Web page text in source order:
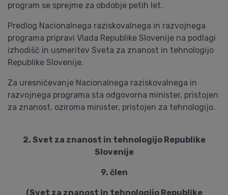
program se sprejme za obdobje petih let.
Predlog Nacionalnega raziskovalnega in razvojnega
programa pripravi Vlada Republike Slovenije na podlagi
izhodišč in usmeritev Sveta za znanost in tehnologijo
Republike Slovenije.
Za uresničevanje Nacionalnega raziskovalnega in
razvojnega programa sta odgovorna minister, pristojen
za znanost, oziroma minister, pristojen za tehnologijo.
2. Svet za znanost in tehnologijo Republike
Slovenije
9. člen
(Svet za znanost in tehnologijo Republike